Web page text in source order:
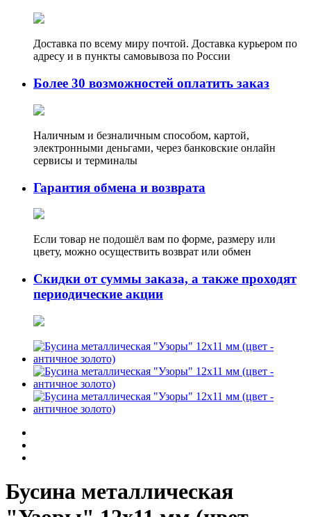
Доставка по всему миру почтой. Доставка курьером по
адресу и в пункты самовывоза по России
Более 30 возможностей оплатить заказ
Наличным и безналичным способом, картой,
электронными деньгами, через банковские онлайн
сервисы и терминалы
Гарантия обмена и возврата
Если товар не подошёл вам по форме, размеру или
цвету, можно осуществить возврат или обмен
Скидки от суммы заказа, а также проходят
периодические акции
Бусина металлическая